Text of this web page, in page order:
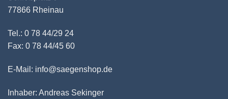
77866 Rheinau
Tel.: 0 78 44/29 24
Fax: 0 78 44/45 60
E-Mail: info@saegenshop.de
Inhaber: Andreas Sekinger